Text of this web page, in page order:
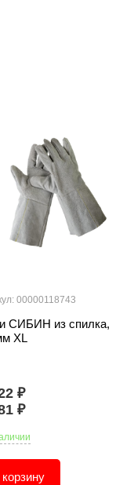
00000118743
СИБИН из спилка,
XL
₽
₽